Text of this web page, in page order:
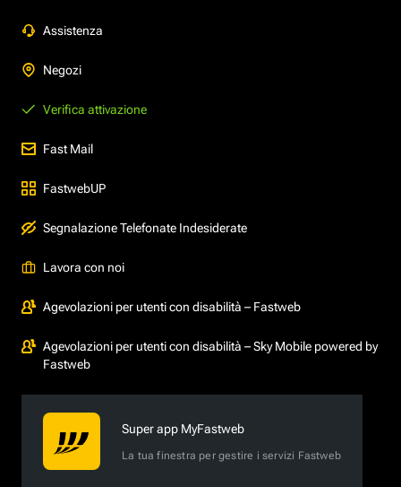
Assistenza
Negozi
Verifica attivazione
Fast Mail
FastwebUP
Segnalazione Telefonate Indesiderate
Lavora con noi
Agevolazioni per utenti con disabilità – Fastweb
Agevolazioni per utenti con disabilità – Sky Mobile powered by
Fastweb
Super app MyFastweb
La tua finestra per gestire i servizi Fastweb